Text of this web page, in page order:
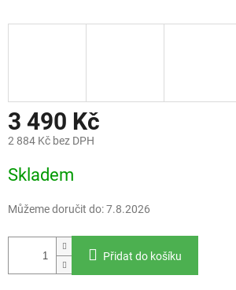
3 490 Kč
2 884 Kč bez DPH
cena:
Skladem
Můžeme doručit do:7.8.2026
Přidat do košíku